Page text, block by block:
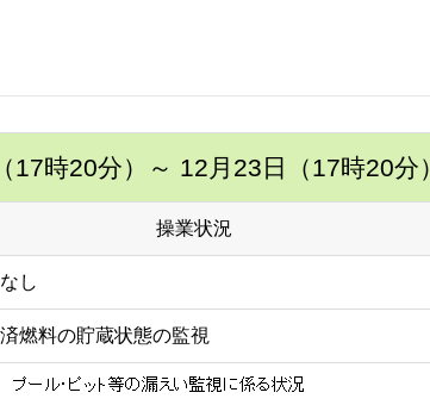
17時20分） ～ 12月23日（17時20分
操業状況
し
燃料の貯蔵状態の監視